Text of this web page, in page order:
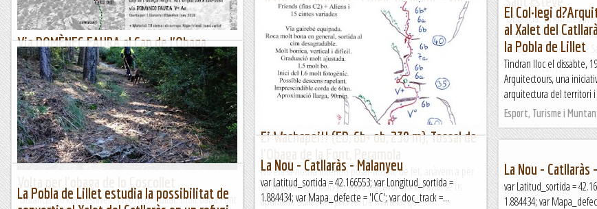
Distància: 38
total: 6:15 h.Punt de
l'obaga del Montsec de
Passamuntanyes
Rialles - 15/06/2021
Quan vàrem estar escalant en el Serrat de la Creueta, ja ens
vàrem fixar amb el cingle de la To. Fins i tot ens vàrem arribar
fins a la masia d'aquest nom per veure la...
Manel&Ita
Via DOMÈNEC FAURA al Cap de l'Obaga
Negre. Serra de Sant Joan. Alt Urgell
Dissabte 12 de juny de 2021Aquest és un pany de paret que
la veritat, no és massa agradable, ja vaig tenir l'experiència
de les seves veïnes, les vies del Guillem i la...
El col·leccionista de vies
El Col·legi
al Xalet del
la Pobla de Lillet
Tindran lloc el dissabte,
Arquitectours, una
arquitectura del territori
Esport, Turisme i
Ei Wachapei!! (ED, 6b+ ob, 230 m), Tossal de
No era la nostra intenció posar-nos-hi; de fet, anàvem a per
la "Ni contingo ni sin ti", però l'Ari avui ens fa l'avió, se'ns
apunta lo Suka, i ell ja la té. De manera, que...
Distància: 20 km.Desnivell: 1100 m.Dificultat: molt baixa.Punt
La Nou - Catllaràs - Malanyeu
var Latitud_sortida = 42.166553; var Longitud_sortida =
1.884434; var Mapa_defecte = 'ICC'; var doc_track =...
La Nou - Catllaràs
var Latitud_sortida =
1.884434; var
La Pobla de Lillet estudia la possibilitat de